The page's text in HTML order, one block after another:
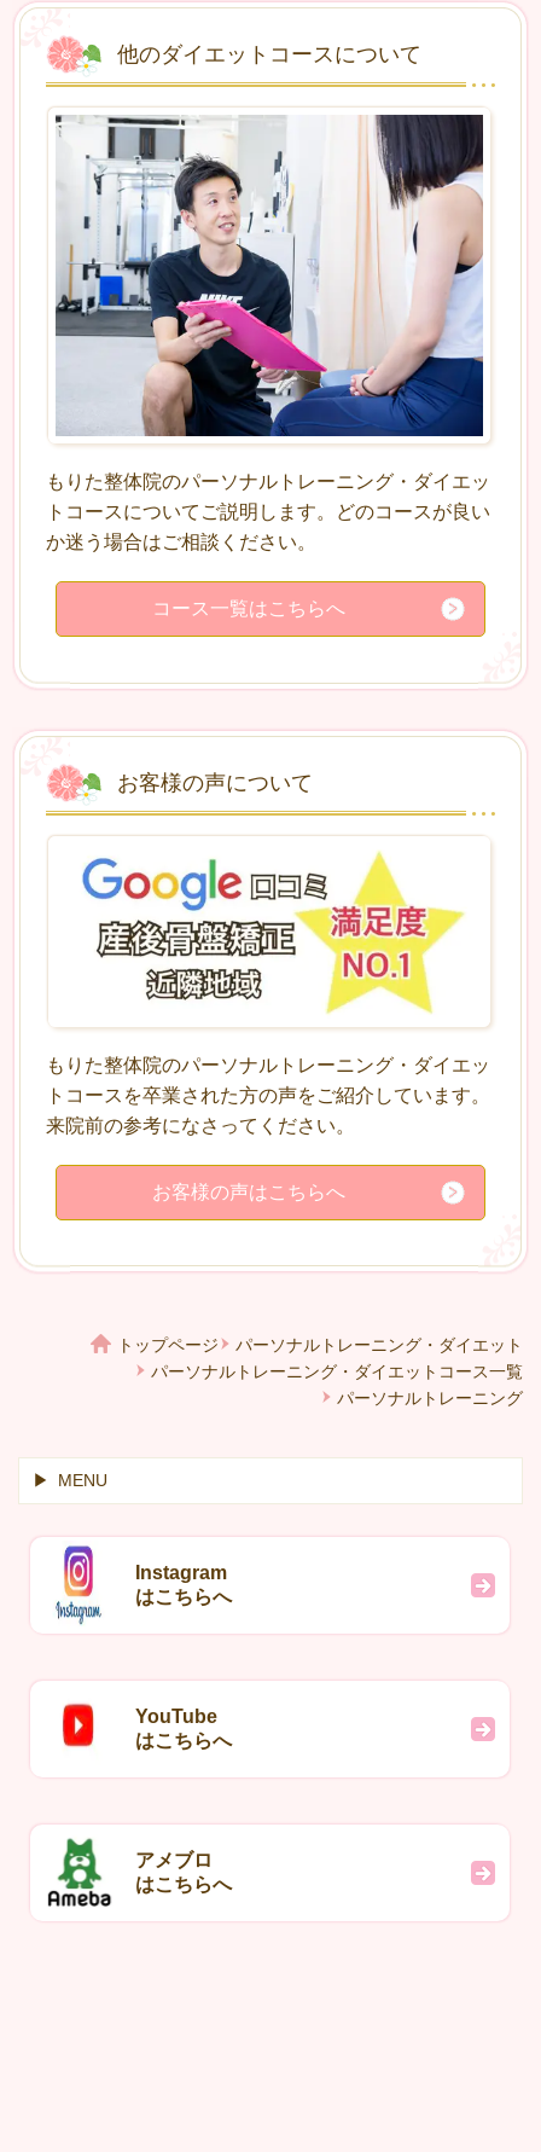
他のダイエットコースについて
もりた整体院のパーソナルトレーニング・ダイエッ
トコースについてご説明します。どのコースが良い
か迷う場合はご相談ください。
コース一覧はこちらへ
お客様の声について
もりた整体院のパーソナルトレーニング・ダイエッ
トコースを卒業された方の声をご紹介しています。
来院前の参考になさってください。
お客様の声はこちらへ
トップページ
パーソナルトレーニング・ダイエット
パーソナルトレーニング・ダイエットコース一覧
パーソナルトレーニング
MENU
Instagram
はこちらへ
YouTube
はこちらへ
アメブロ
はこちらへ